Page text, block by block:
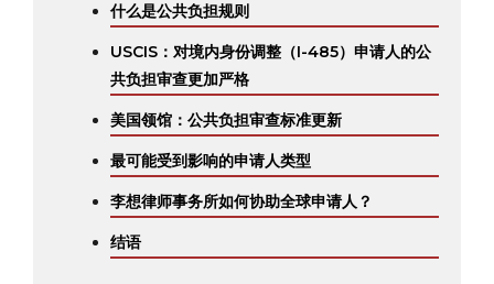
什么是公共负担规则
USCIS：对境内身份调整（I-485）申请人的公
共负担审查更加严格
美国领馆：公共负担审查标准更新
最可能受到影响的申请人类型
李想律师事务所如何协助全球申请人？
结语